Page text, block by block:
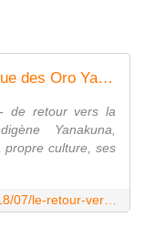
Le retour vers le Kuri Shimi - Langue des Oro Yanakuna - coco Magnanville
de retour vers la
Yanakuna,
propre culture, ses